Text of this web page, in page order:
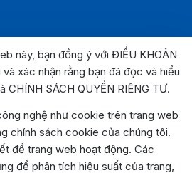
nghiệp tỉnh Đắk Lắk: Số 33
Ma Thuột, tỉnh Đắk Lắk
0262.3827999
này, bạn đồng ý với ĐIỀU KHOẢN
xác nhận rằng bạn đã đọc và hiểu
CHÍNH SÁCH QUYỀN RIÊNG TƯ.
nghệ như cookie trên trang web
chính sách cookie của chúng tôi.
để trang web hoạt động. Các
để phân tích hiệu suất của trang,